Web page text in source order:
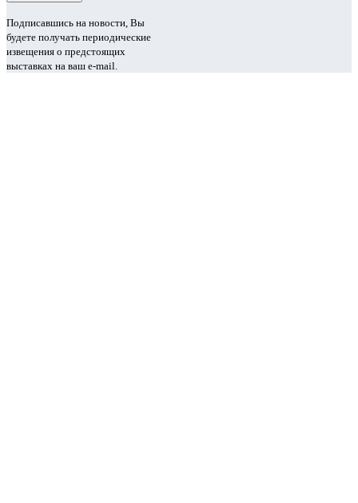
Подписавшись на новости, Вы
будете получать периодические
извещения о предстоящих
выставках на ваш e-mail.